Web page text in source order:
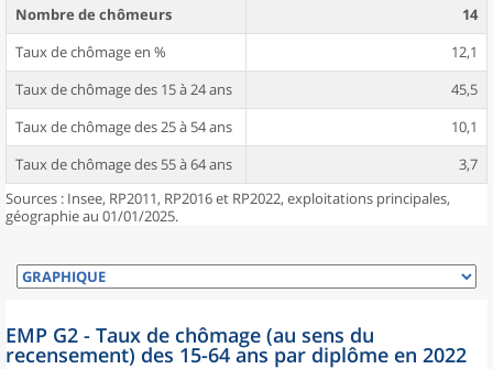
Nombre de chômeurs
14
Taux de chômage en %
12,1
Taux de chômage des 15 à 24 ans
45,5
Taux de chômage des 25 à 54 ans
10,1
Taux de chômage des 55 à 64 ans
3,7
Sources : Insee, RP2011, RP2016 et RP2022, exploitations principales,
géographie au 01/01/2025.
EMP G2 - Taux de chômage (au sens du
recensement) des 15-64 ans par diplôme en 2022